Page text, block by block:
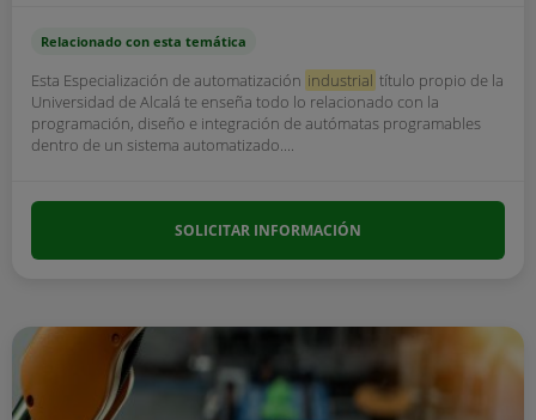
Relacionado con esta temática
Esta Especialización de automatización industrial título propio de la
Universidad de Alcalá te enseña todo lo relacionado con la
programación, diseño e integración de autómatas programables
dentro de un sistema automatizado....
SOLICITAR INFORMACIÓN